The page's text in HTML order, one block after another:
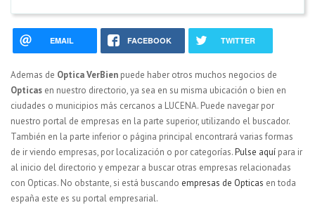
EMAIL FACEBOOK TWITTER
Ademas de Optica VerBien puede haber otros muchos negocios de
Opticas en nuestro directorio, ya sea en su misma ubicación o bien en
ciudades o municipios más cercanos a LUCENA. Puede navegar por
nuestro portal de empresas en la parte superior, utilizando el buscador.
También en la parte inferior o página principal encontrará varias formas
de ir viendo empresas, por localización o por categorías.Pulse aquí para ir
al inicio del directorio y empezar a buscar otras empresas relacionadas
con Opticas. No obstante, si está buscando empresas de Opticas en toda
españa este es su portal empresarial.